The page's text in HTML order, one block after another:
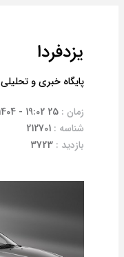
یزدفردا
پایگاه خبری و تحلیلی
زمان : 25 Farvardin 1404 - 19:02
شناسه : 212701
بازدید : 3723